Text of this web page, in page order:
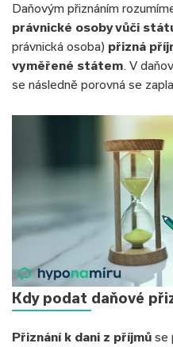
Daňovým přiznáním
právnické osoby vůči
právnická osoba) přizná
vyměřené státem. V
se následně porovná se
Kdy podat daňové
Přiznání k dani z příjmů se